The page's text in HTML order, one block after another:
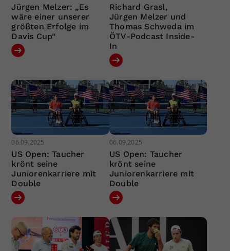
Jürgen Melzer: „Es
wäre einer unserer
größten Erfolge im
Davis Cup“
Richard Grasl,
Jürgen Melzer und
Thomas Schweda im
ÖTV-Podcast Inside-
In
06.09.2025
US Open: Taucher
krönt seine
Juniorenkarriere mit
Double
06.09.2025
US Open: Taucher
krönt seine
Juniorenkarriere mit
Double